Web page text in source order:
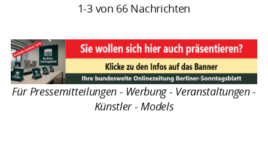
1-3 von 66 Nachrichten
Für Pressemitteilungen - Werbung - Veranstaltungen -
Künstler - Models